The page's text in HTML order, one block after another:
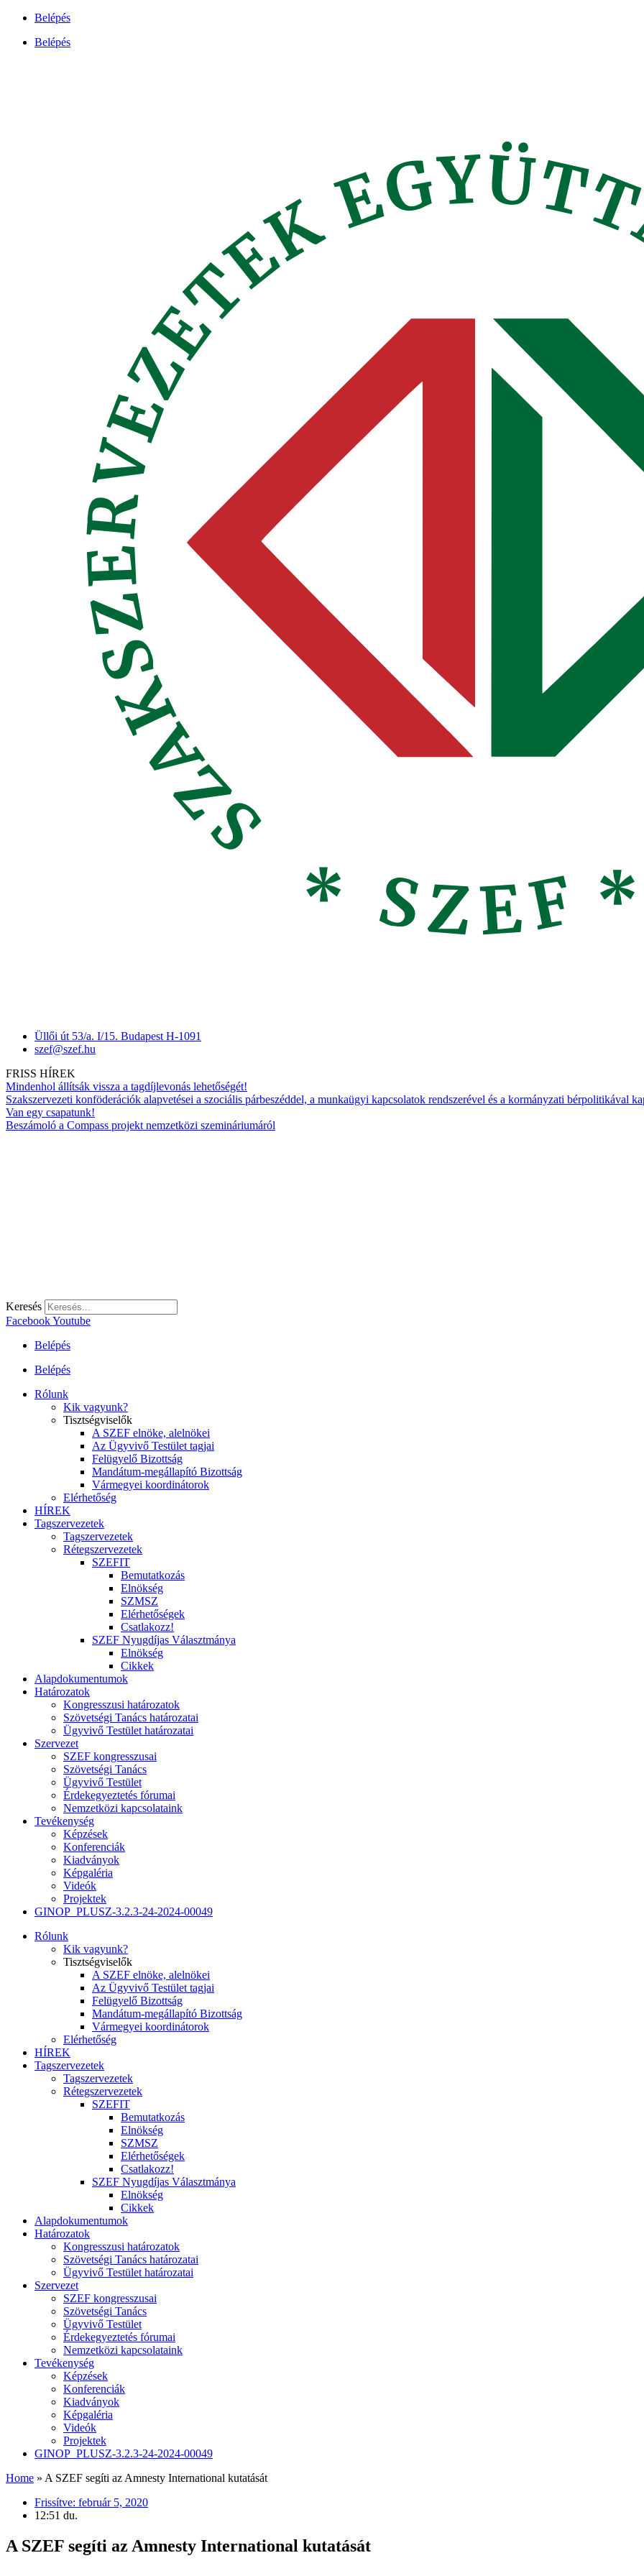
Ugrás
tartalomhoz
Belépés
Belépés
Üllői út 53/a. I/15. Budapest H-1091
szef@szef.hu
FRISS HÍREK
Mindenhol állítsák vissza a tagdíjlevonás lehetőségét!
Szakszervezeti konföderációk alapvetései a szociális párbeszéddel, a munkaügyi kapcsolatok rendszerével és a kormányzati bérpolitikával
Van egy csapatunk!
Beszámoló a Compass projekt nemzetközi szemináriumáról
Keresés
FacebookYoutube
Belépés
Belépés
Rólunk
Kik vagyunk?
Tisztségviselők
A SZEF elnöke, alelnökei
Az Ügyvivő Testület tagjai
Felügyelő Bizottság
Mandátum-megállapító Bizottság
Vármegyei koordinátorok
Elérhetőség
HÍREK
Tagszervezetek
Tagszervezetek
Rétegszervezetek
SZEFIT
Bemutatkozás
Elnökség
SZMSZ
Elérhetőségek
Csatlakozz!
SZEF Nyugdíjas Választmánya
Elnökség
Cikkek
Alapdokumentumok
Határozatok
Kongresszusi határozatok
Szövetségi Tanács határozatai
Ügyvivő Testület határozatai
Szervezet
SZEF kongresszusai
Szövetségi Tanács
Ügyvivő Testület
Érdekegyeztetés fórumai
Nemzetközi kapcsolataink
Tevékenység
Képzések
Konferenciák
Kiadványok
Képgaléria
Videók
Projektek
GINOP_PLUSZ-3.2.3-24-2024-00049
Rólunk
Kik vagyunk?
Tisztségviselők
A SZEF elnöke, alelnökei
Az Ügyvivő Testület tagjai
Felügyelő Bizottság
Mandátum-megállapító Bizottság
Vármegyei koordinátorok
Elérhetőség
HÍREK
Tagszervezetek
Tagszervezetek
Rétegszervezetek
SZEFIT
Bemutatkozás
Elnökség
SZMSZ
Elérhetőségek
Csatlakozz!
SZEF Nyugdíjas Választmánya
Elnökség
Cikkek
Alapdokumentumok
Határozatok
Kongresszusi határozatok
Szövetségi Tanács határozatai
Ügyvivő Testület határozatai
Szervezet
SZEF kongresszusai
Szövetségi Tanács
Ügyvivő Testület
Érdekegyeztetés fórumai
Nemzetközi kapcsolataink
Tevékenység
Képzések
Konferenciák
Kiadványok
Képgaléria
Videók
Projektek
GINOP_PLUSZ-3.2.3-24-2024-00049
Home » A SZEF segíti az Amnesty International kutatását
Frissítve: február 5, 2020
12:51 du.
A SZEF segíti az Amnesty International kutatását